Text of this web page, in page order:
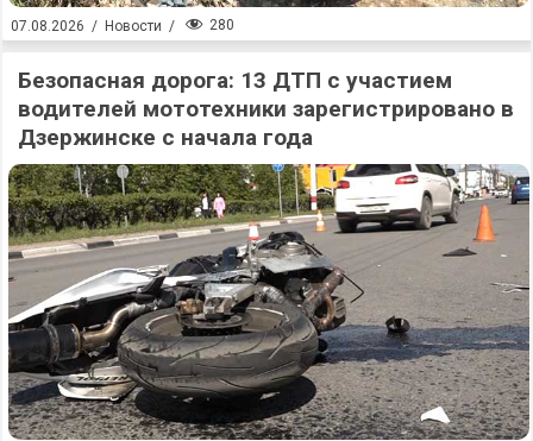
07.08.2026 / Новости / 280
Безопасная дорога: 13 ДТП с участием
водителей мототехники зарегистрировано в
Дзержинске с начала года